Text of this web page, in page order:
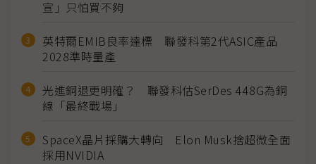
宣」只怕買不夠
英特爾EMIB良率達標 聯發科第2代ASIC產品
2028準時量產
光進銅退更明確？ 聯發科估SerDes 448G為銅
線「最終戰場」
SpaceX晶片採購大轉向 Elon Musk捨超微全面
採用NVIDIA